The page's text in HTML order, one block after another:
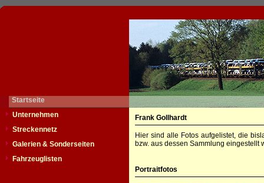
Startseite
Unternehmen
Streckennetz
Galerien & Sonderseiten
Fahrzeuglisten
Frank Gollhardt
Hier sind alle Fotos aufgelistet, die
bzw. aus dessen Sammlung eingestellt
Portraitfotos